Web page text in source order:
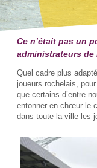
Ce n’était pas un
administrateurs de
Quel cadre plus
joueurs rochelais,
que certains d’entre
entonner en chœur le
dans toute la ville les